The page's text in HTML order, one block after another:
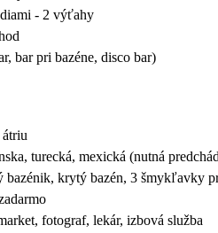
- 2 výťahy
bar pri bazéne, disco bar)
turecká, mexická (nutná
bazénik, krytý bazén, 3 šmykľavky
fotograf, lekár, izbová služba